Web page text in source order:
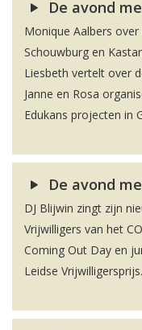
De avond
Monique Aalbers
Schouwburg en
Liesbeth vertelt over
Janne en Rosa
Edukans projecten in
De avond
DJ Blijwin zingt zijn
Vrijwilligers van het
Coming Out Day en
Leidse Vrijwilligersprijs.